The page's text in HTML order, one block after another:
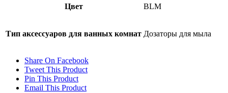
Цвет BLM
Тип аксессуаров для ванных комнат Дозаторы для мыла
Share On Facebook
Tweet This Product
Pin This Product
Email This Product